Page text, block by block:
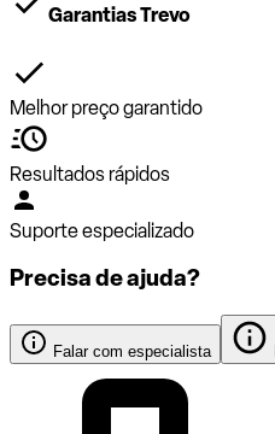
Garantias Trevo
Melhor preço garantido
Resultados rápidos
Suporte especializado
Precisa de ajuda?
Falar com especialista